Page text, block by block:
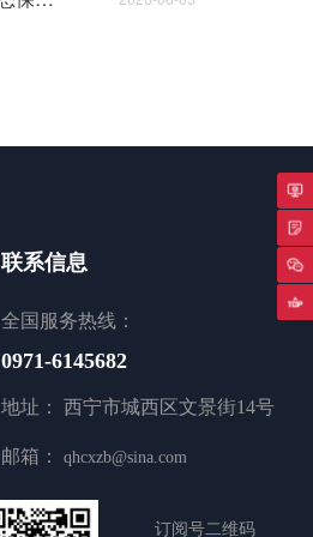
联系信息
全国服务热线：
0971-6145682
地址： 西宁市城西区文景街14号
邮箱： qhcxzb@sina.com
订阅号二维码
专
返